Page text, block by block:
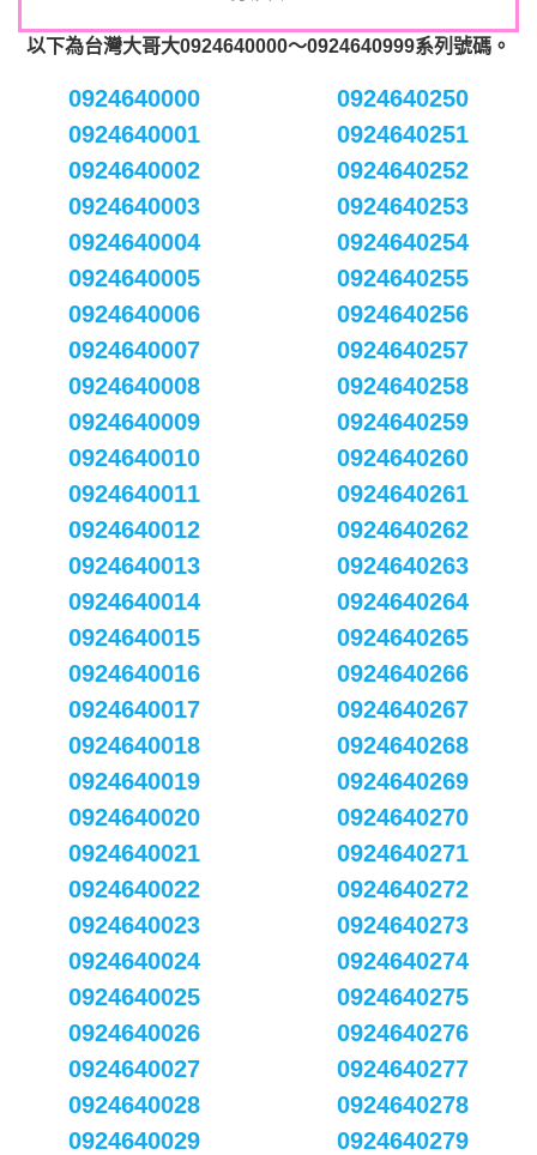
以下為台灣大哥大0924640000～0924640999系列號碼。
0924640000
0924640001
0924640002
0924640003
0924640004
0924640005
0924640006
0924640007
0924640008
0924640009
0924640010
0924640011
0924640012
0924640013
0924640014
0924640015
0924640016
0924640017
0924640018
0924640019
0924640020
0924640021
0924640022
0924640023
0924640024
0924640025
0924640026
0924640027
0924640028
0924640029
0924640250
0924640251
0924640252
0924640253
0924640254
0924640255
0924640256
0924640257
0924640258
0924640259
0924640260
0924640261
0924640262
0924640263
0924640264
0924640265
0924640266
0924640267
0924640268
0924640269
0924640270
0924640271
0924640272
0924640273
0924640274
0924640275
0924640276
0924640277
0924640278
0924640279